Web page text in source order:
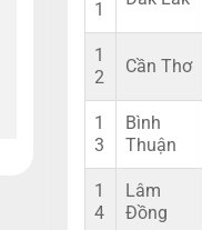
1
1
2
Cần Thơ
1
3
Bình
Thuận
1
4
Lâm
Đồng